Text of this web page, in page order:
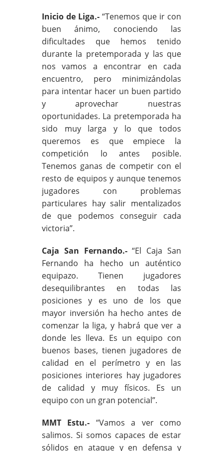
Inicio de Liga.- “Tenemos que ir con
buen ánimo, conociendo las
dificultades que hemos tenido
durante la pretemporada y las que
nos vamos a encontrar en cada
encuentro, pero minimizándolas
para intentar hacer un buen partido
y aprovechar nuestras
oportunidades. La pretemporada ha
sido muy larga y lo que todos
queremos es que empiece la
competición lo antes posible.
Tenemos ganas de competir con el
resto de equipos y aunque tenemos
jugadores con problemas
particulares hay salir mentalizados
de que podemos conseguir cada
victoria”.
Caja San Fernando.-“El Caja San
Fernando ha hecho un auténtico
equipazo. Tienen jugadores
desequilibrantes en todas las
posiciones y es uno de los que
mayor inversión ha hecho antes de
comenzar la liga, y habrá que ver a
donde les lleva. Es un equipo con
buenos bases, tienen jugadores de
calidad en el perímetro y en las
posiciones interiores hay jugadores
de calidad y muy físicos. Es un
equipo con un gran potencial”.
MMT Estu.- “Vamos a ver como
salimos. Si somos capaces de estar
sólidos en ataque y en defensa y